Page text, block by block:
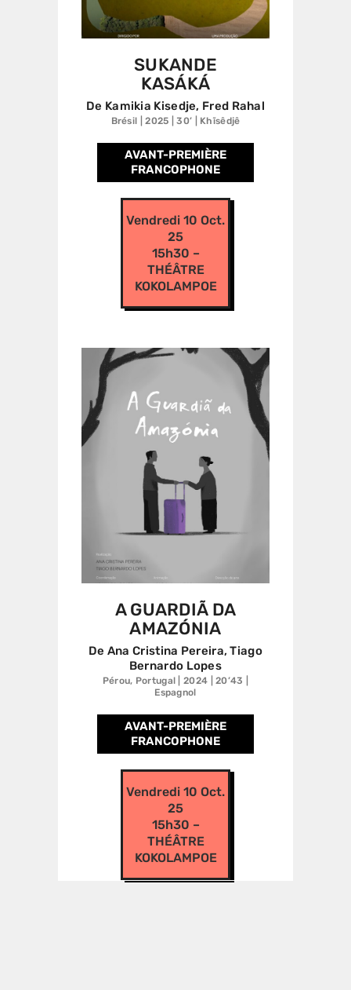
SUKANDE
KASÁKÁ
De Kamikia Kisedje, Fred Rahal
Brésil | 2025 | 30’ | Khĩsêdjê
AVANT-PREMIÈRE
FRANCOPHONE
Vendredi 10 Oct.
25
15h30 –
THÉÂTRE
KOKOLAMPOE
A GUARDIÃ DA
AMAZÓNIA
De Ana Cristina Pereira, Tiago
Bernardo Lopes
Pérou, Portugal | 2024 | 20’43 |
Espagnol
AVANT-PREMIÈRE
FRANCOPHONE
Vendredi 10 Oct.
25
15h30 –
THÉÂTRE
KOKOLAMPOE